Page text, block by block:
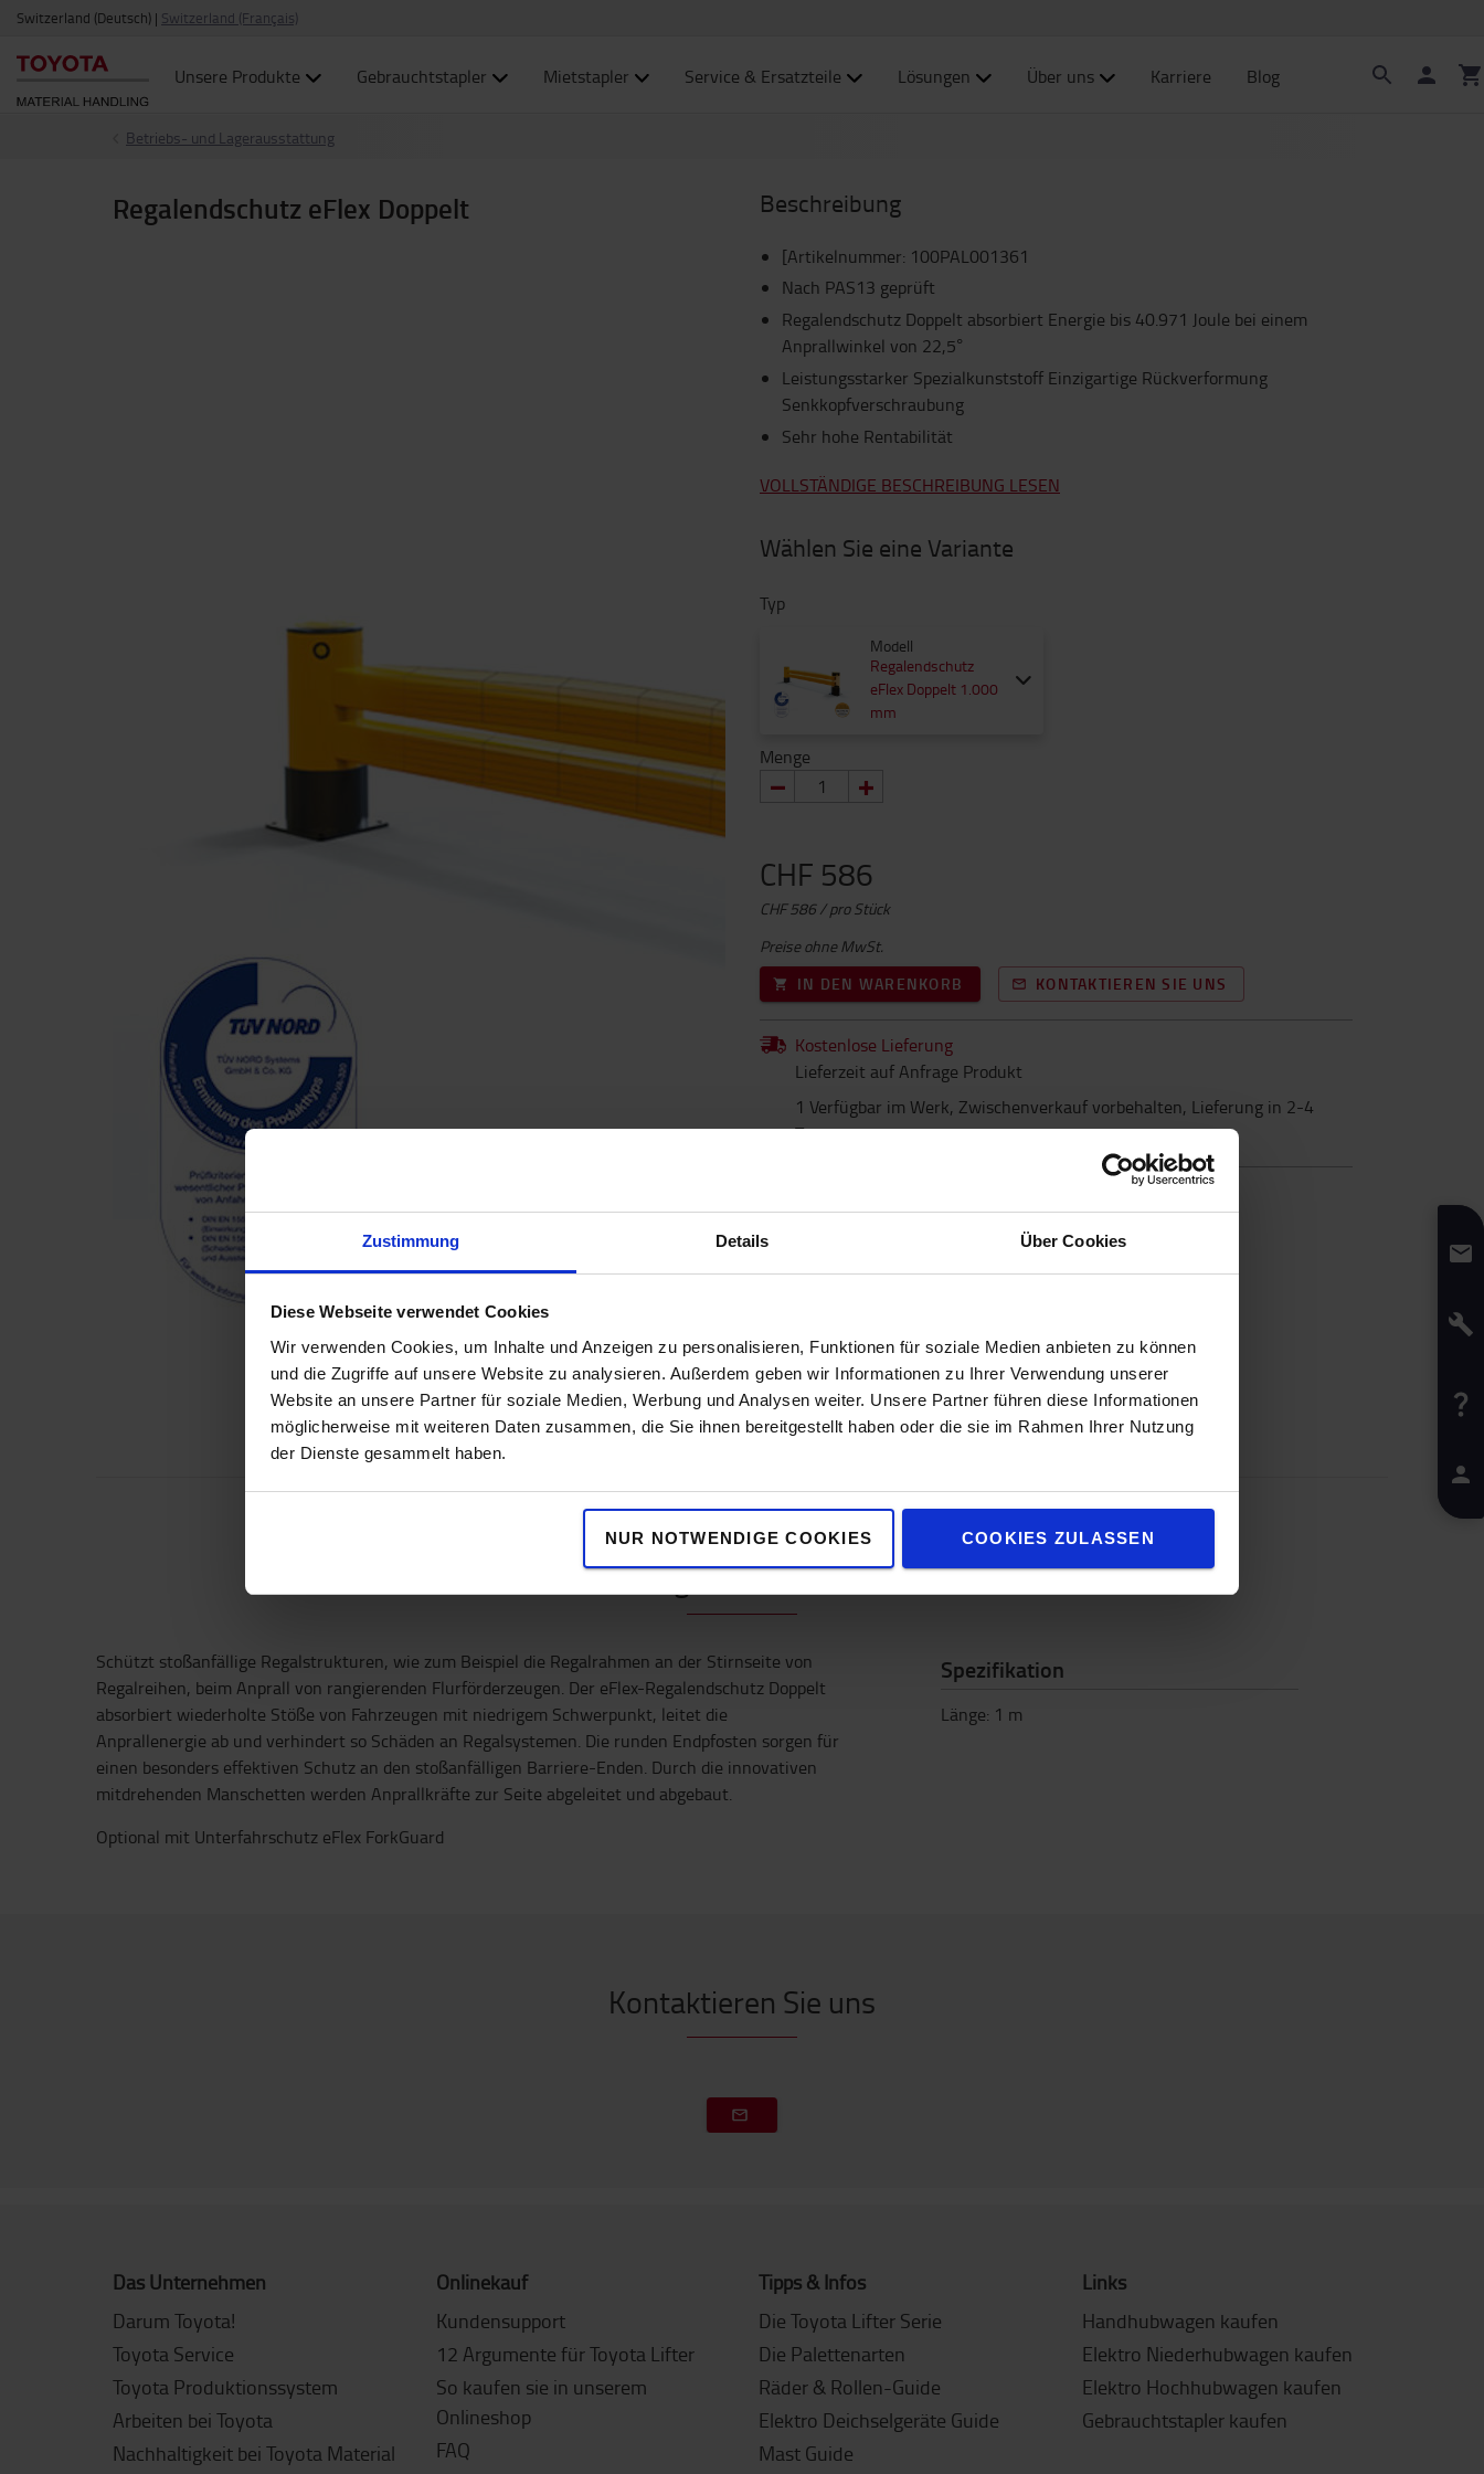
Zustimmung Details Über Cookies
Diese Webseite verwendet Cookies
Wir verwenden Cookies, um Inhalte und Anzeigen zu personalisieren, Funktionen für soziale Medien anbieten zu können
und die Zugriffe auf unsere Website zu analysieren. Außerdem geben wir Informationen zu Ihrer Verwendung unserer
Website an unsere Partner für soziale Medien, Werbung und Analysen weiter. Unsere Partner führen diese Informationen
möglicherweise mit weiteren Daten zusammen, die Sie ihnen bereitgestellt haben oder die sie im Rahmen Ihrer Nutzung
der Dienste gesammelt haben.
NUR NOTWENDIGE COOKIES COOKIES ZULASSEN
Switzerland (Deutsch) | Switzerland (Français)
Unsere Produkte Gebrauchtstapler Mietstapler Service & Ersatzteile Lösungen Über uns Karriere Blog
Betriebs- und Lagerausstattung
Regalendschutz eFlex Doppelt Beschreibung
[Artikelnummer: 100PAL001361
Nach PAS13 geprüft
Regalendschutz Doppelt absorbiert Energie bis 40.971 Joule bei einem
Anprallwinkel von 22,5°
Leistungsstarker Spezialkunststoff Einzigartige Rückverformung
Senkkopfverschraubung
Sehr hohe Rentabilität
VOLLSTÄNDIGE BESCHREIBUNG LESEN
Wählen Sie eine Variante
Typ
Modell
Regalendschutz
eFlex Doppelt 1.000
mm
Menge
CHF 586
CHF 586 / pro Stück
Preise ohne MwSt.
IN DEN WARENKORB
KONTAKTIEREN SIE UNS
Kostenlose Lieferung
Lieferzeit auf Anfrage Produkt
1 Verfügbar im Werk, Zwischenverkauf vorbehalten, Lieferung in 2-4
Tagen
Eigenschaften
Schützt stoßanfällige Regalstrukturen, wie zum Beispiel die Regalrahmen an der Stirnseite von
Regalreihen, beim Anprall von rangierenden Flurförderzeugen. Der eFlex-Regalendschutz Doppelt
absorbiert wiederholte Stöße von Fahrzeugen mit niedrigem Schwerpunkt, leitet die
Anprallenergie ab und verhindert so Schäden an Regalsystemen. Die runden Endpfosten sorgen für
einen besonders effektiven Schutz an den stoßanfälligen Barriere-Enden. Durch die innovativen
mitdrehenden Manschetten werden Anprallkräfte zur Seite abgeleitet und abgebaut.
Optional mit Unterfahrschutz eFlex ForkGuard
Spezifikation
Länge: 1 m
Kontaktieren Sie uns
Das Unternehmen
Darum Toyota!
Toyota Service
Toyota Produktionssystem
Arbeiten bei Toyota
Nachhaltigkeit bei Toyota Material
Onlinekauf
Kundensupport
12 Argumente für Toyota Lifter
So kaufen sie in unserem
Onlineshop
FAQ
Tipps & Infos
Die Toyota Lifter Serie
Die Palettenarten
Räder & Rollen-Guide
Elektro Deichselgeräte Guide
Mast Guide
Links
Handhubwagen kaufen
Elektro Niederhubwagen kaufen
Elektro Hochhubwagen kaufen
Gebrauchtstapler kaufen